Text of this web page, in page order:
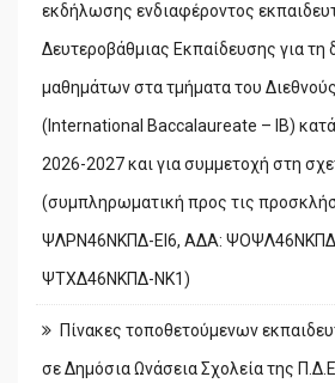
εκδήλωσης ενδιαφέροντος
Δευτεροβάθμιας Εκπαίδευσης για τη
μαθημάτων στα τμήματα του
(International Baccalaureate – IB)
2026-2027 και για συμμετοχή στη
(συμπληρωματική προς τις
ΨΛΡΝ46ΝΚΠΔ-ΕΙ6, ΑΔΑ:
ΨΤΧΔ46ΝΚΠΔ-ΝΚ1)
Πίνακες τοποθετούμενων
σε Δημόσια Ωνάσεια Σχολεία της